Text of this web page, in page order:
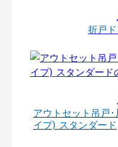
折戸
アウトセット吊戸
イプ) スタンダード